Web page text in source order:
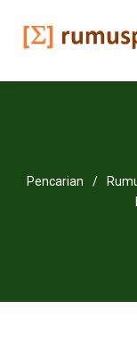
Pencarian /